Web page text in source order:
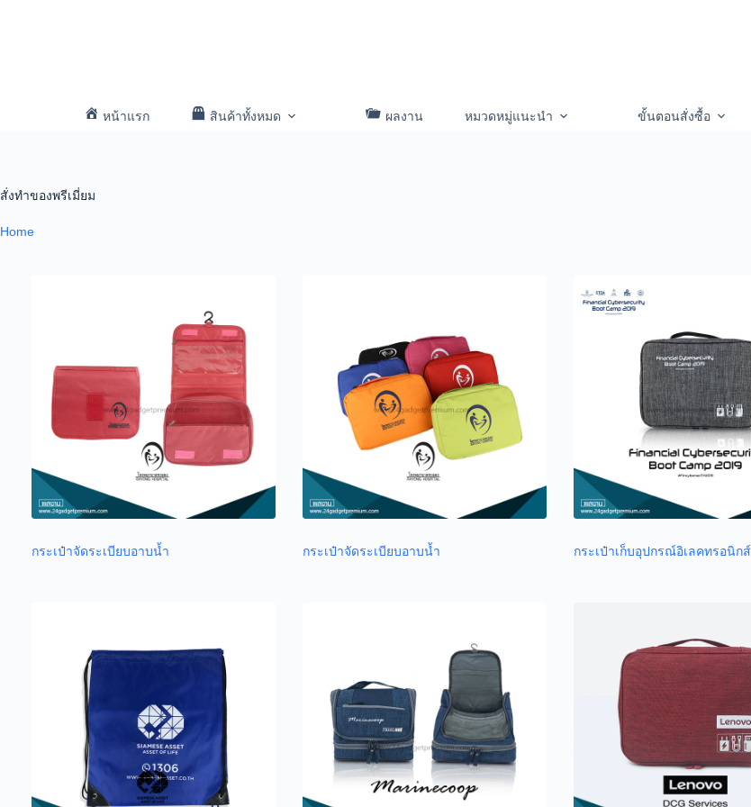
หน้าแรก สินค้าทั้งหมด ผลงาน หมวดหมู่แนะนำ ขั้นตอนสั่งซื้อ
สั่งทำของพรีเมี่ยม
Home
กระเป๋าจัดระเบียบอาบน้ำ กระเป๋าจัดระเบียบอาบน้ำ กระเป๋าเก็บอุปกรณ์อิเลคทรอนิกส์